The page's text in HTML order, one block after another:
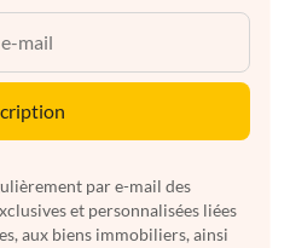
par e-mail des
et personnalisées liées
aux biens immobiliers, ainsi